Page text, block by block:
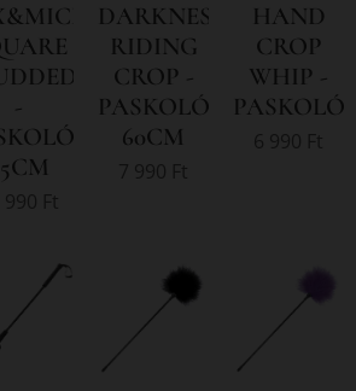
-
DARKNESS
RIDING
CROP -
PASKOLÓ
60CM
HAND
CROP
WHIP -
PASKOLÓ